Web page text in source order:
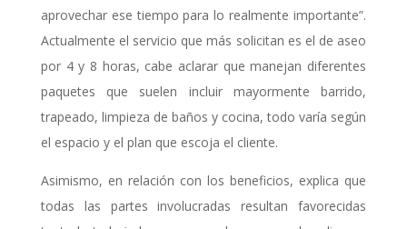
aprovechar ese tiempo para lo realmente importante”.
Actualmente el servicio que más solicitan es el de aseo
por 4 y 8 horas, cabe aclarar que manejan diferentes
paquetes que suelen incluir mayormente barrido,
trapeado, limpieza de baños y cocina, todo varía según
el espacio y el plan que escoja el cliente.
Asimismo, en relación con los beneficios, explica que
todas las partes involucradas resultan favorecidas